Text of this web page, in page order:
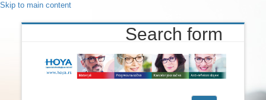
Skip to main content
Search form